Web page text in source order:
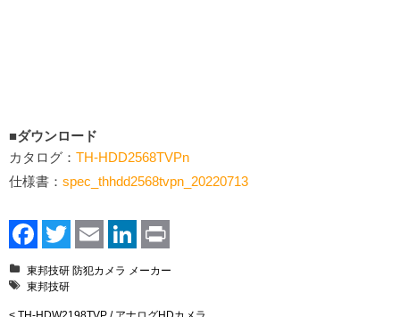
■ダウンロード
カタログ： TH-HDD2568TVPn
仕様書： spec_thhdd2568tvpn_20220713
Facebook
TwitterEmail
東邦技研 防犯カメラ メーカー
東邦技研